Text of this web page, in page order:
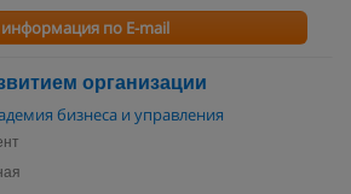
информация по E-mail
организации
бизнеса и управления